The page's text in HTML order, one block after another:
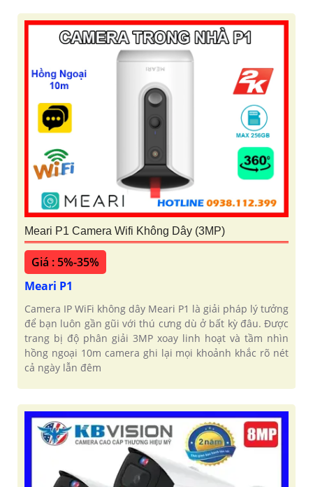
Meari P1 Camera Wifi Không Dây (3MP)
Giá : 5%-35%
Meari P1
Camera IP WiFi không dây Meari P1 là giải pháp lý tưởng
để bạn luôn gần gũi với thú cưng dù ở bất kỳ đâu. Được
trang bị độ phân giải 3MP xoay linh hoạt và tầm nhìn
hồng ngoại 10m camera ghi lại mọi khoảnh khắc rõ nét
cả ngày lẫn đêm